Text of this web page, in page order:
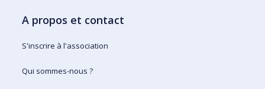
A propos et contact
S'inscrire à l'association
Qui sommes-nous ?